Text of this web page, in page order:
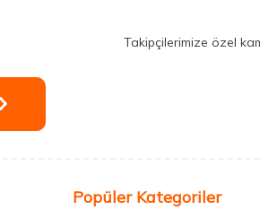
Takipçilerimize özel
Popüler Kategoriler